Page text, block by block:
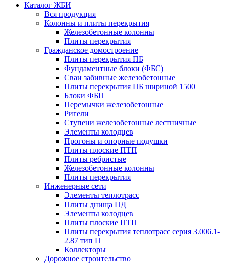
Каталог ЖБИ
Вся продукция
Колонны и плиты перекрытия
Железобетонные колонны
Плиты перекрытия
Гражданское домостроение
Плиты перекрытия ПБ
Фундаментные блоки (ФБС)
Сваи забивные железобетонные
Плиты перекрытия ПБ шириной 1500
Блоки ФБП
Перемычки железобетонные
Ригели
Ступени железобетонные лестничные
Элементы колодцев
Прогоны и опорные подушки
Плиты плоские ПТП
Плиты ребристые
Железобетонные колонны
Плиты перекрытия
Инженерные сети
Элементы теплотрасс
Плиты днища ПД
Элементы колодцев
Плиты плоские ПТП
Плиты перекрытия теплотрасс серия 3.006.1-
2.87 тип П
Коллекторы
Дорожное строительство